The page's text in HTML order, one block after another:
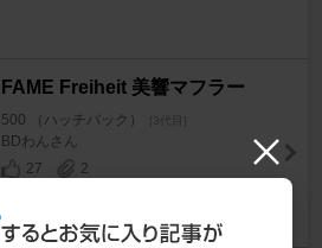
FAME Freiheit 美響マフラー
500 （ハッチバック） [3代目]
BDわんさん
27
2